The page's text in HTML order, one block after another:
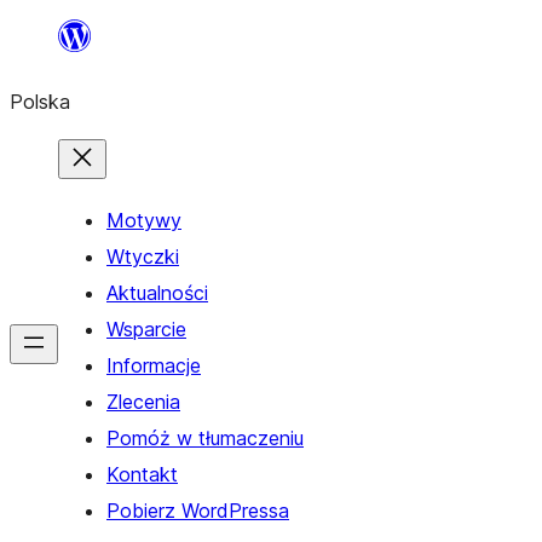
Przejdź
treści
Polska
Motywy
Wtyczki
Aktualności
Wsparcie
Informacje
Zlecenia
Pomóż w tłumaczeniu
Kontakt
Pobierz WordPressa